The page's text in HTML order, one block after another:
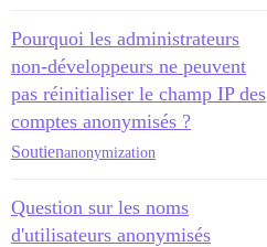
Pourquoi les administrateurs
non-développeurs ne peuvent
pas réinitialiser le champ IP des
comptes anonymisés ?
Soutienanonymization
Question sur les noms
d'utilisateurs anonymisés